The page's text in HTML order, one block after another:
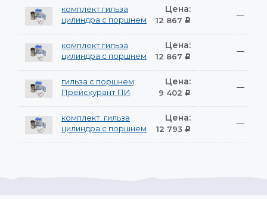
комплект:гильза
цилиндра с поршнем
Цена:
12 867 Р
—
комплект:гильза
цилиндра с поршнем
Цена:
12 867 Р
—
гильза с поршнем;
Прейскурант ПИ
Цена:
9 402 Р
—
комплект: гильза
цилиндра с поршнем
Цена:
12 793 Р
—